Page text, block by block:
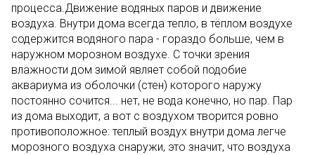
процесса.Движение водяных паров и движение
воздуха. Внутри дома всегда тепло, в тёплом воздухе
содержится водяного пара - гораздо больше, чем в
наружном морозном воздухе. С точки зрения
влажности дом зимой являет собой подобие
аквариума из оболочки (стен) которого наружу
постоянно сочится... нет, не вода конечно, но пар. Пар
из дома выходит, а вот с воздухом творится ровно
противоположное: теплый воздух внутри дома легче
морозного воздуха снаружи, это значит, что воздуха